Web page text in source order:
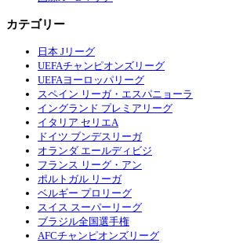
カテゴリー
日本 Jリーグ
UEFAチャンピオンズリーグ
UEFAヨーロッパリーグ
スペイン リーガ・エスパニョーラ
イングランド プレミアリーグ
イタリア セリエA
ドイツ ブンデスリーガ
オランダ エールディビジ
フランス リーグ・アン
ポルトガル リーガ
ベルギー プロリーグ
スイス スーパーリーグ
ブラジル全国選手権
AFCチャンピオンズリーグ